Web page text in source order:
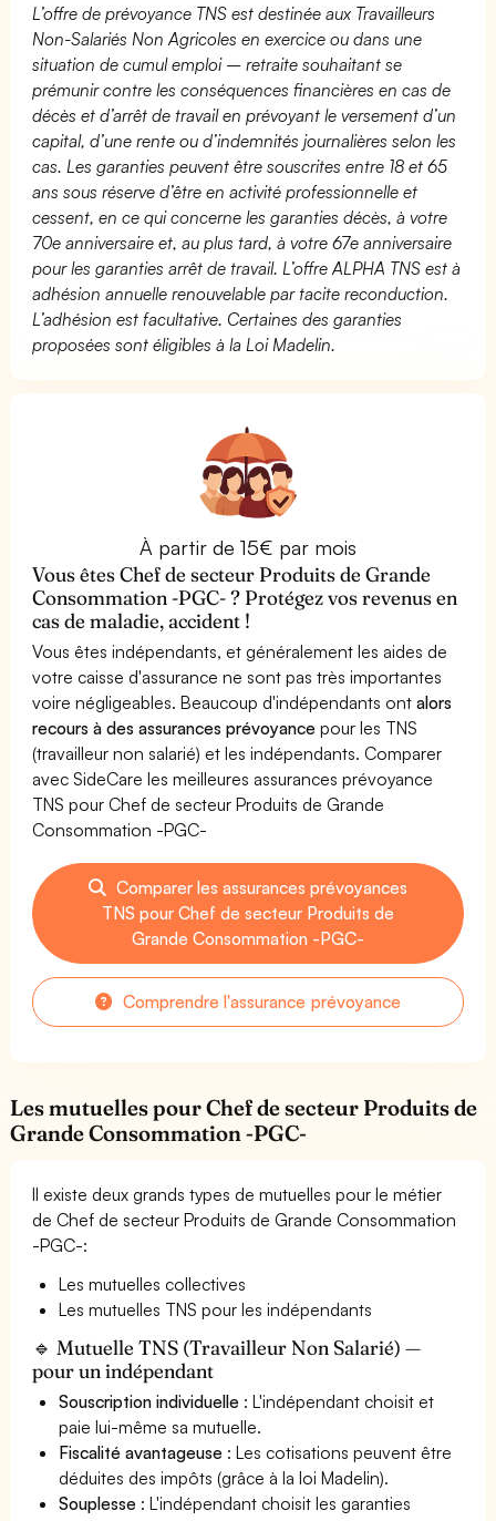
L’offre de prévoyance TNS est destinée aux Travailleurs
Non-Salariés Non Agricoles en exercice ou dans une
situation de cumul emploi – retraite souhaitant se
prémunir contre les conséquences financières en cas de
décès et d’arrêt de travail en prévoyant le versement d’un
capital, d’une rente ou d’indemnités journalières selon les
cas. Les garanties peuvent être souscrites entre 18 et 65
ans sous réserve d’être en activité professionnelle et
cessent, en ce qui concerne les garanties décès, à votre
70e anniversaire et, au plus tard, à votre 67e anniversaire
pour les garanties arrêt de travail. L’offre ALPHA TNS est à
adhésion annuelle renouvelable par tacite reconduction.
L’adhésion est facultative. Certaines des garanties
proposées sont éligibles à la Loi Madelin.
À partir de 15€ par mois
Vous êtes Chef de secteur Produits de Grande
Consommation -PGC- ? Protégez vos revenus en
cas de maladie, accident !
Vous êtes indépendants, et généralement les aides de
votre caisse d'assurance ne sont pas très importantes
voire négligeables. Beaucoup d'indépendants ontalors
recours à des assurances prévoyance pour les TNS
(travailleur non salarié) et les indépendants. Comparer
avec SideCare les meilleures assurances prévoyance
TNS pour Chef de secteur Produits de Grande
Consommation -PGC-
Comparer les assurances prévoyances
TNS pour Chef de secteur Produits de
Grande Consommation -PGC-
Comprendre l'assurance prévoyance
Les mutuelles pour Chef de secteur Produits de
Grande Consommation -PGC-
Il existe deux grands types de mutuelles pour le métier
de Chef de secteur Produits de Grande Consommation
-PGC-:
Les mutuelles collectives
Les mutuelles TNS pour les indépendants
🔹 Mutuelle TNS (Travailleur Non Salarié) —
pour un indépendant
Souscription individuelle : L'indépendant choisit et
paie lui-même sa mutuelle.
Fiscalité avantageuse : Les cotisations peuvent être
déduites des impôts (grâce à la loi Madelin).
Souplesse : L'indépendant choisit les garanties